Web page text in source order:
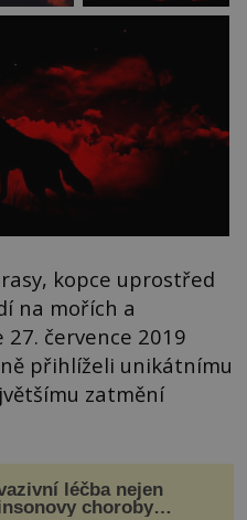
kopce uprostřed
na mořích a
27. července 2019
přihlíželi unikátnímu
zatmění
léčba nejen
choroby